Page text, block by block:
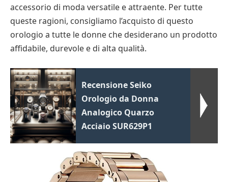
accessorio di moda versatile e attraente. Per tutte
queste ragioni, consigliamo l’acquisto di questo
orologio a tutte le donne che desiderano un prodotto
affidabile, durevole e di alta qualità.
Recensione Seiko
Orologio da Donna
Analogico Quarzo
Acciaio SUR629P1